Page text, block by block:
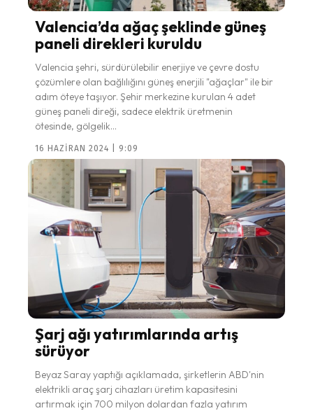
Valencia’da ağaç şeklinde güneş
paneli direkleri kuruldu
Valencia şehri, sürdürülebilir enerjiye ve çevre dostu
çözümlere olan bağlılığını güneş enerjili "ağaçlar" ile bir
adım öteye taşıyor. Şehir merkezine kurulan 4 adet
güneş paneli direği, sadece elektrik üretmenin
ötesinde, gölgelik...
16 HAZIRAN 2024 | 9:09
Şarj ağı yatırımlarında artış
sürüyor
Beyaz Saray yaptığı açıklamada, şirketlerin ABD'nin
elektrikli araç şarj cihazları üretim kapasitesini
artırmak için 700 milyon dolardan fazla yatırım